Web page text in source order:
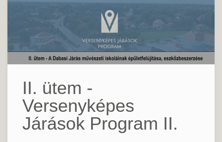
II. ütem -
Versenyképes
Járások Program II.